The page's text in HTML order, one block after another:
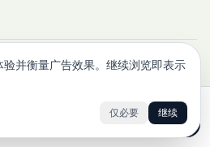
立即购买
版权所有。
并衡量广告效果。继续浏览即表示
仅必要 继续